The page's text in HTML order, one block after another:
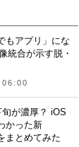
もアプリ」にな
統合が示す脱・
が濃厚？ iOS
かった新
まとめてみた